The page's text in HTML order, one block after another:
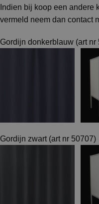
Indien bij koop een andere
vermeld neem dan contact
Gordijn donkerblauw (art nr
Gordijn zwart (art nr 50707)